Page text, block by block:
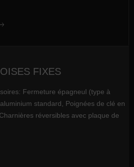
FIXES
Fermeture épagneul (type à
standard, Poignées de clé en
réversibles avec plaque de